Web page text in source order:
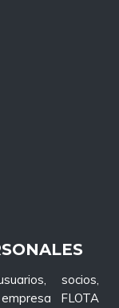
socios,
FLOTA